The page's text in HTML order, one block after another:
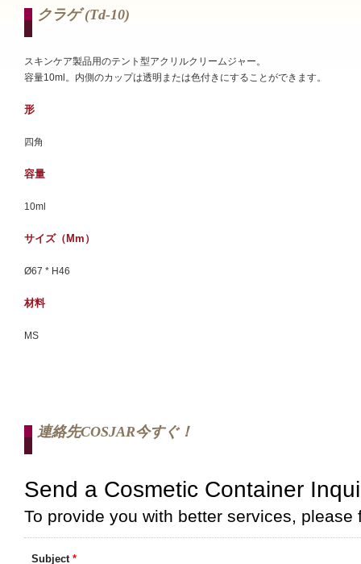
クラゲ (td-10)
スキンケア製品用のテント型アクリルクリームジャー。
容量10ml。内側のカップは透明または色付きにすることができます。
形
四角
容量
10ml
サイズ（mm）
Ø67 * H46
材料
MS
連絡先COSJAR今すぐ！